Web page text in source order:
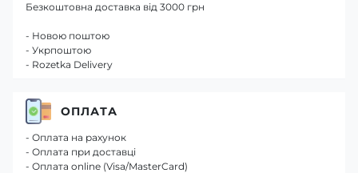
Безкоштовна доставка від 3000 грн
- Новою поштою
- Укрпоштою
- Rozetka Delivery
ОПЛАТА
- Оплата на рахунок
- Оплата при доставці
- Оплата online (Visa/MasterCard)